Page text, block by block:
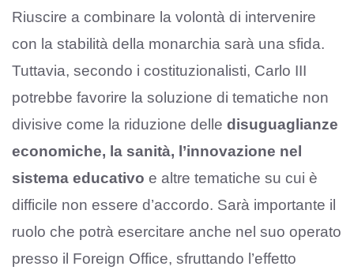
Riuscire a combinare la volontà di intervenire
con la stabilità della monarchia sarà una sfida.
Tuttavia, secondo i costituzionalisti, Carlo III
potrebbe favorire la soluzione di tematiche non
divisive come la riduzione delle disuguaglianze
economiche, la sanità, l’innovazione nel
sistema educativo e altre tematiche su cui è
difficile non essere d’accordo. Sarà importante il
ruolo che potrà esercitare anche nel suo operato
presso il Foreign Office, sfruttando l’effetto